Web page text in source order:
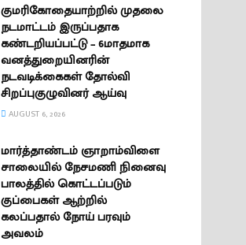
குமரிகோதையாற்றில் முதலை
நடமாட்டம் இருப்பதாக
கண்டறியப்பட்டு – 6மாதமாக
வனத்துறையினரின்
நடவடிக்கைகள் தோல்வி
சிறப்புகுழுவினர் ஆய்வு
AUGUST 6, 2026
மார்த்தாண்டம் ஞாறாம்விளை
சாலையில் நேசமணி நினைவு
பாலத்தில் கொட்டப்படும்
குப்பைகள் ஆற்றில்
கலப்பதால் நோய் பரவும்
அவலம்